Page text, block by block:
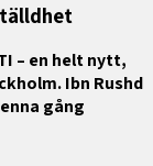
– en helt nytt,
Ibn Rushd
gång